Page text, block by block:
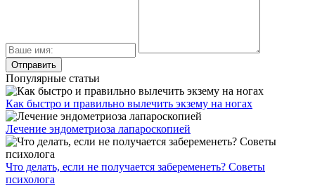
Популярные статьи
Как быстро и правильно вылечить экзему на ногах
Лечение эндометриоза лапароскопией
Что делать, если не получается забеременеть? Советы
психолога